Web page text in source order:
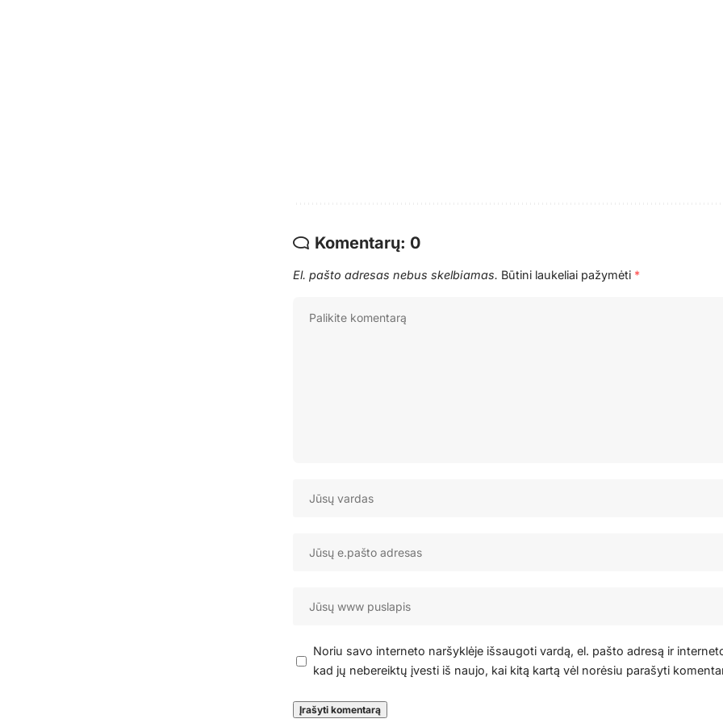
Komentarų: 0
El. pašto adresas nebus skelbiamas. Būtini laukeliai pažymėti *
Noriu savo interneto naršyklėje išsaugoti vardą, el. pašto adresą ir
kad jų nebereiktų įvesti iš naujo, kai kitą kartą vėl norėsiu parašyti